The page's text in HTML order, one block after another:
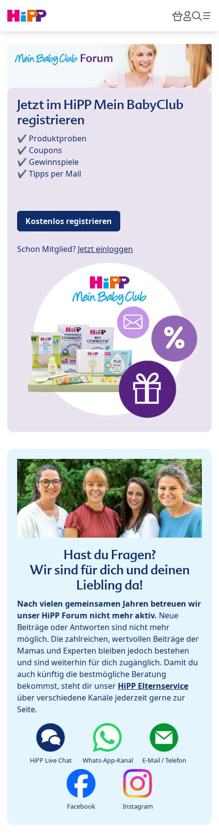
HiPP
Jetzt im HiPP Mein BabyClub
registrieren
✔️ Produktproben
✔️ Coupons
✔️ Gewinnspiele
✔️ Tipps per Mail
Kostenlos registrieren
Schon Mitglied? Jetzt einloggen
Hast du Fragen?
Wir sind für dich und deinen
Liebling da!
Nach vielen gemeinsamen Jahren betreuen wir
unser HiPP Forum nicht mehr aktiv. Neue
Beiträge oder Antworten sind nicht mehr
möglich. Die zahlreichen, wertvollen Beiträge der
Mamas und Experten bleiben jedoch bestehen
und sind weiterhin für dich zugänglich. Damit du
auch künftig die bestmögliche Beratung
bekommst, steht dir unser HiPP Elternservice
über verschiedene Kanäle jederzeit gerne zur
Seite.
HiPP Live Chat Whats-App-Kanal E-Mail / Telefon
Facebook Instagram